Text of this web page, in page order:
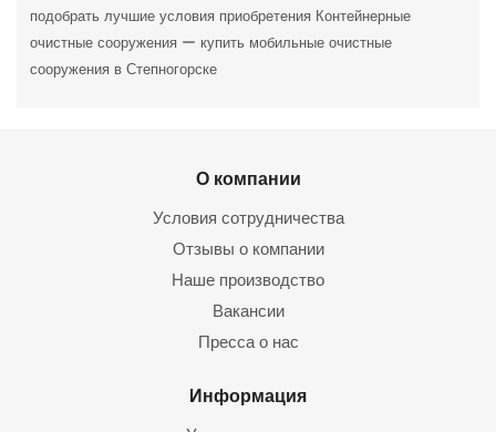
подобрать лучшие условия приобретения Контейнерные
очистные сооружения ー купить мобильные очистные
сооружения в Степногорске
О компании
Условия сотрудничества
Отзывы о компании
Наше производство
Вакансии
Пресса о нас
Информация